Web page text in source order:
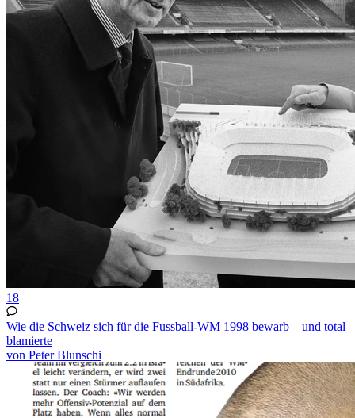
18
Wie die Schweiz sich für die Fussball-WM 1998 bewarb – und total
blamierte
von Peter Blunschi